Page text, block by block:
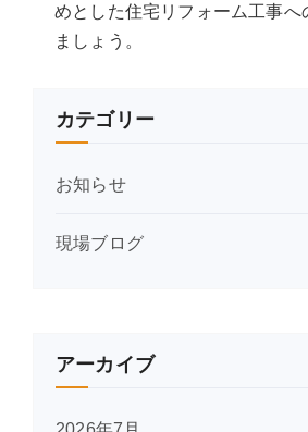
めとした住宅リフォーム工事へ
ましょう。
カテゴリー
お知らせ
現場ブログ
アーカイブ